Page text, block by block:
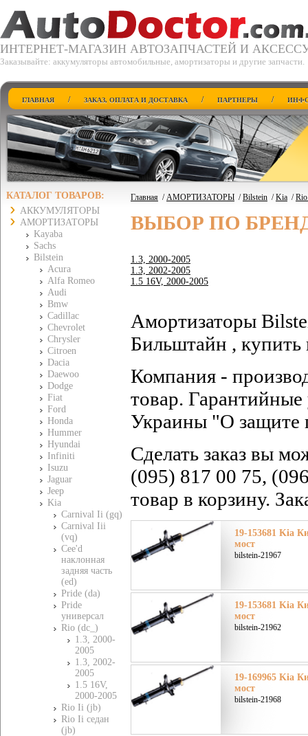
ИНТЕРНЕТ-МАГАЗИН АВТОЗАПЧАСТЕЙ И
Заказывайте: аккумуляторы автомобильные, амортизаторы и другие запчасти.
ГЛАВНАЯ / ЗАКАЗ, ОПЛАТА И ДОСТАВКА / ПАРТНЕРЫ /
КАТАЛОГ ТОВАРОВ:
АККУМУЛЯТОРЫ
АМОРТИЗАТОРЫ
Kayaba
Sachs
Bilstein
Acura
Alfa Romeo
Audi
Bmw
Cadillac
Chevrolet
Chrysler
Citroen
Dacia
Daewoo
Dodge
Fiat
Ford
Honda
Hummer
Hyundai
Infiniti
Isuzu
Jaguar
Jeep
Kia
Carnival Ii (gq)
Carnival Iii
(vq)
Cee'd
наклонная
задняя часть
(ed)
Pride (da)
Pride
универсал
Rio (dc_)
1.3, 2000-
2005
1.3, 2002-
2005
1.5 16V,
2000-2005
Rio Ii (jb)
Rio Ii седан
(jb)
Главная /АМОРТИЗАТОРЫ /Bilstein /Kia /
ВЫБОР ПО
1.3, 2000-2005
1.3, 2002-2005
1.5 16V, 2000-2005
Амортизаторы
Бильштайн , купить
Компания -
товар. Гарантийные
Украины "О защите
Сделать заказ вы
(095) 817 00 75,
товар в корзину.
19-153681 Kia
мост
bilstein-21967
19-153681 Kia
мост
bilstein-21962
19-169965 Kia
мост
bilstein-21968